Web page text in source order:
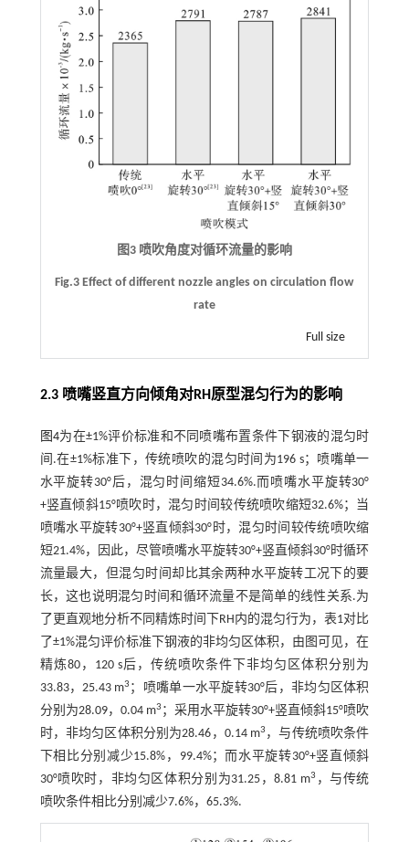
图3 喷吹角度对循环流量的影响
Fig.3 Effect of different nozzle angles on circulation flow
rate
Full size
2.3 喷嘴竖直方向倾角对RH原型混匀行为的影响
图4为在±1%评价标准和不同喷嘴布置条件下钢液的混匀时
间.在±1%标准下，传统喷吹的混匀时间为196 s；喷嘴单一
水平旋转30°后，混匀时间缩短34.6%.而喷嘴水平旋转30°
+竖直倾斜15°喷吹时，混匀时间较传统喷吹缩短32.6%；当
喷嘴水平旋转30°+竖直倾斜30°时，混匀时间较传统喷吹缩
短21.4%，因此，尽管喷嘴水平旋转30°+竖直倾斜30°时循环
流量最大，但混匀时间却比其余两种水平旋转工况下的要
长，这也说明混匀时间和循环流量不是简单的线性关系.为
了更直观地分析不同精炼时间下RH内的混匀行为，表1对比
了±1%混匀评价标准下钢液的非均匀区体积，由图可见，在
精炼80，120 s后，传统喷吹条件下非均匀区体积分别为
33.83，25.43 m3 ；喷嘴单一水平旋转30°后，非均匀区体积
分别为28.09，0.04 m3 ；采用水平旋转30°+竖直倾斜15°喷吹
时，非均匀区体积分别为28.46，0.14 m3 ，与传统喷吹条件
下相比分别减少15.8%，99.4%；而水平旋转30°+竖直倾斜
30°喷吹时，非均匀区体积分别为31.25，8.81 m3 ，与传统
喷吹条件相比分别减少7.6%，65.3%.